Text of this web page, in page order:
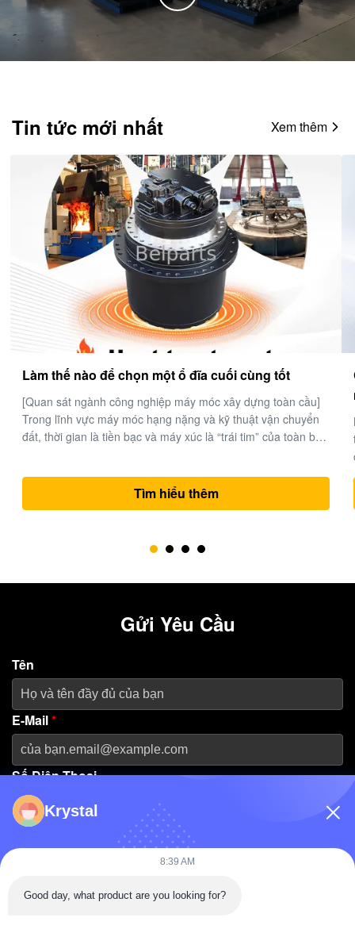
Tin tức mới nhất Xem thêm
Các nhà sản xuất bộ phận máy đào thủy lực tốt
nhất ở Trung Quốc.
Belparts Machinery Limited là một nhà cung cấp hàng đầu
thế giới chuyên về các bộ phận máy đào thủy lực hiệu suất
tác đáng tin cậy cho các giải pháp thiết bị nặng trên toàn thế
giới. 1- Chuyên môn ngành công nghiệp và chuyên mônMột
thập kỷ xu...
Tìm hiểu thêm
Gửi Yêu Cầu
Tên
E-Mail*
Số Điện Thoại
Tên Công Ty
Thông Điệp
Krystal
8:39 AM
Good day, what product are you looking for?